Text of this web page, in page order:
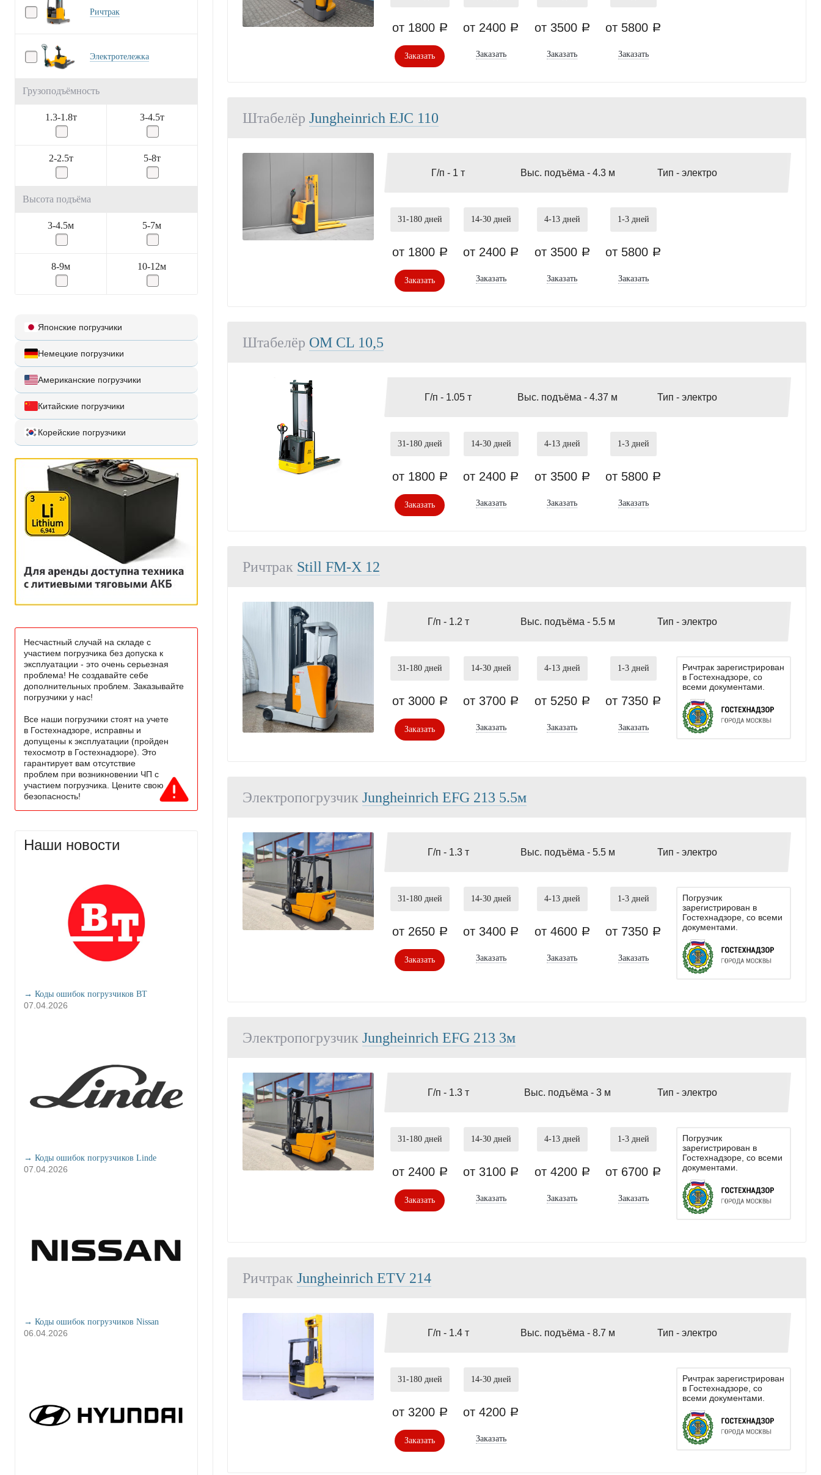
Ричтрак
Электротележка
Грузоподъёмность
1.3-1.8т 3-4.5т
2-2.5т 5-8т
Высота подъёма
3-4.5м 5-7м
8-9м 10-12м
Японские погрузчики
Немецкие погрузчики
Американские погрузчики
Китайские погрузчики
Корейские погрузчики
Несчастный случай на складе с
участием погрузчика без допуска к
эксплуатации - это очень серьезная
проблема! Не создавайте себе
дополнительных проблем. Заказывайте
погрузчики у нас!
Все наши погрузчики стоят на учете
в Гостехнадзоре, исправны и
допущены к эксплуатации (пройден
техосмотр в Гостехнадзоре). Это
гарантирует вам отсутствие
проблем при возникновении ЧП с
участием погрузчика. Цените свою
безопасность!
Наши новости
→ Коды ошибок погрузчиков BT
07.04.2026
→ Коды ошибок погрузчиков Linde
07.04.2026
→ Коды ошибок погрузчиков Nissan
06.04.2026
от 1800 a
Заказать
от 2400 a
Заказать
от 3500 a
Заказать
от 5800 a
Заказать
Штабелёр Jungheinrich EJC 110
Г/п - 1 т Выс. подъёма - 4.3 м Тип - электро
31-180 дней
от 1800 a
Заказать
14-30 дней
от 2400 a
Заказать
4-13 дней
от 3500 a
Заказать
1-3 дней
от 5800 a
Заказать
Штабелёр OМ СL 10,5
Г/п - 1.05 т Выс. подъёма -4.37 м Тип - электро
31-180 дней
от 1800 a
Заказать
14-30 дней
от 2400 a
Заказать
4-13 дней
от 3500 a
Заказать
1-3 дней
от 5800 a
Заказать
Ричтрак Still FM-X 12
Г/п - 1.2 т Выс. подъёма - 5.5 м Тип - электро
31-180 дней
от 3000 a
Заказать
14-30 дней
от 3700 a
Заказать
4-13 дней
от 5250 a
Заказать
1-3 дней
от 7350 a
Заказать
Ричтрак зарегистрирован
в Гостехнадзоре, со
всеми документами.
Электропогрузчик Jungheinrich EFG 213 5.5м
Г/п - 1.3 т Выс. подъёма - 5.5 м Тип - электро
31-180 дней
от 2650 a
Заказать
14-30 дней
от 3400 a
Заказать
4-13 дней
от 4600 a
Заказать
1-3 дней
от 7350 a
Заказать
Погрузчик
зарегистрирован в
Гостехнадзоре, со всеми
документами.
Электропогрузчик Jungheinrich EFG 213 3м
Г/п - 1.3 т Выс. подъёма -3 м Тип - электро
31-180 дней
от 2400 a
Заказать
14-30 дней
от 3100 a
Заказать
4-13 дней
от 4200 a
Заказать
1-3 дней
от 6700 a
Заказать
Погрузчик
зарегистрирован в
Гостехнадзоре, со всеми
документами.
Ричтрак Jungheinrich ETV 214
Г/п - 1.4 т Выс. подъёма - 8.7 м Тип - электро
31-180 дней
от 3200 a
Заказать
14-30 дней
от 4200 a
Заказать
Ричтрак зарегистрирован
в Гостехнадзоре, со
всеми документами.